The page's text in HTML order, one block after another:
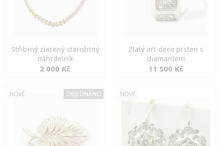
Stříbrný zlacený starožitný
náhrdelník
2 000 Kč
Zlatý art-deco prsten s
diamantem
11 500 Kč
NOVÉ OBJEDNÁNO NOVÉ